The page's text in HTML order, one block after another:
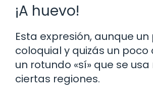
¡A huevo!
Esta expresión, aunque
coloquial y quizás un poco
un rotundo «sí» que se
ciertas regiones.